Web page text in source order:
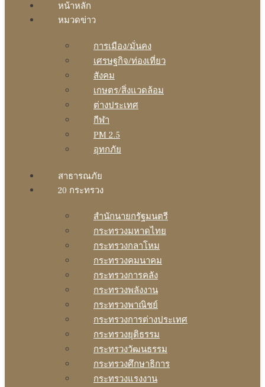
หน้าหลัก
หมวดข่าว
การเมือง/มั่นคง
เศรษฐกิจ/ท่องเที่ยว
สังคม
เกษตร/สิ่งแวดล้อม
ต่างประเทศ
กีฬา
PM 2.5
อุทกภัย
สาธารณภัย
20 กระทรวง
สํานักนายกรัฐมนตรี
กระทรวงมหาดไทย
กระทรวงกลาโหม
กระทรวงคมนาคม
กระทรวงการคลัง
กระทรวงพลังงาน
กระทรวงพาณิชย์
กระทรวงการต่างประเทศ
กระทรวงยุติธรรม
กระทรวงวัฒนธรรม
กระทรวงศึกษาธิการ
กระทรวงแรงงาน